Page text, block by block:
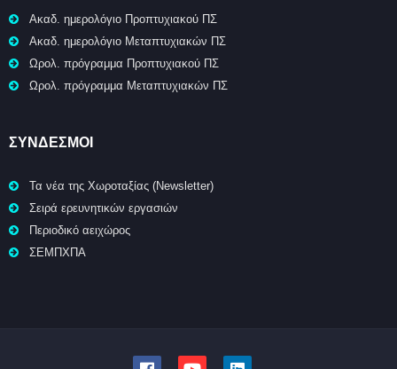
Ακαδ. ημερολόγιο Προπτυχιακού ΠΣ
Ακαδ. ημερολόγιο Μεταπτυχιακών ΠΣ
Ωρολ. πρόγραμμα Προπτυχιακού ΠΣ
Ωρολ. πρόγραμμα Μεταπτυχιακών ΠΣ
ΣΥΝΔΕΣΜΟΙ
Τα νέα της Χωροταξίας (Newsletter)
Σειρά ερευνητικών εργασιών
Περιοδικό αειχώρος
ΣΕΜΠΧΠΑ